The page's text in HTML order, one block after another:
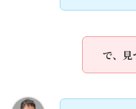
で、見